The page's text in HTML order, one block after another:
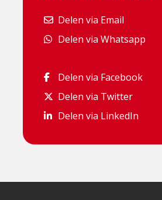
Delen via Email
Delen via Email
Delen via Whatsapp
Delen via Whatsapp
Delen via Facebook
Delen via Facebook
Delen via Twitter
Delen via Twitter
Delen via LinkedIn
Delen via LinkedIn